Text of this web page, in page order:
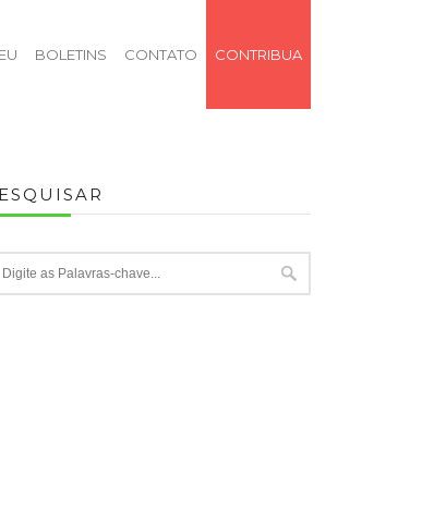
BOLETINS CONTATO CONTRIBUA